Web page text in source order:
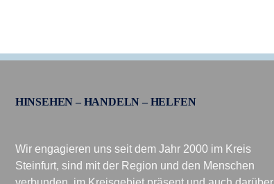
HINSEHEN – HANDELN – HELFEN
Wir engagieren uns seit dem Jahr 2000 im Kreis
Steinfurt, sind mit der Region und den Menschen